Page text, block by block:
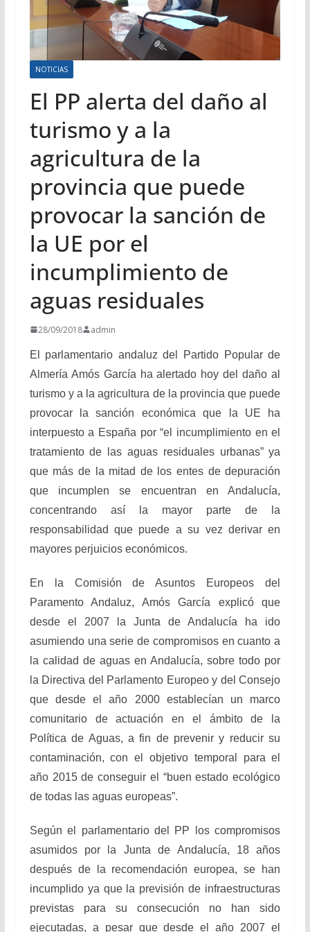
NOTICIAS
El PP alerta del daño al
turismo y a la
agricultura de la
provincia que puede
provocar la sanción de
la UE por el
incumplimiento de
aguas residuales
28/09/2018 admin
El parlamentario andaluz del Partido Popular de
Almería Amós García ha alertado hoy del daño al
turismo y a la agricultura de la provincia que puede
provocar la sanción económica que la UE ha
interpuesto a España por “el incumplimiento en el
tratamiento de las aguas residuales urbanas” ya
que más de la mitad de los entes de depuración
que incumplen se encuentran en Andalucía,
concentrando así la mayor parte de la
responsabilidad que puede a su vez derivar en
mayores perjuicios económicos.
En la Comisión de Asuntos Europeos del
Paramento Andaluz, Amós García explicó que
desde el 2007 la Junta de Andalucía ha ido
asumiendo una serie de compromisos en cuanto a
la calidad de aguas en Andalucía, sobre todo por
la Directiva del Parlamento Europeo y del Consejo
que desde el año 2000 establecían un marco
comunitario de actuación en el ámbito de la
Política de Aguas, a fin de prevenir y reducir su
contaminación, con el objetivo temporal para el
año 2015 de conseguir el “buen estado ecológico
de todas las aguas europeas”.
Según el parlamentario del PP los compromisos
asumidos por la Junta de Andalucía, 18 años
después de la recomendación europea, se han
incumplido ya que la previsión de infraestructuras
previstas para su consecución no han sido
ejecutadas, a pesar que desde el año 2007 el